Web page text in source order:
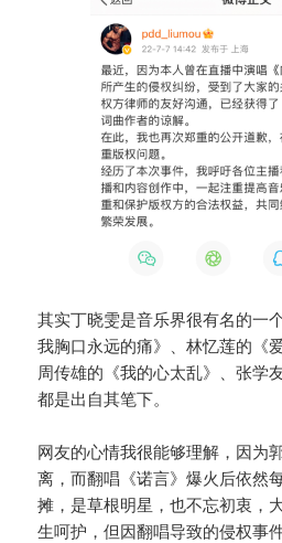
其实丁晓雯是音乐界很有名的一
我胸口永远的痛》、林忆莲的《
周传雄的《我的心太乱》、张学
都是出自其笔下。
网友的心情我很能够理解，因为
离，而翻唱《诺言》爆火后依然
摊，是草根明星，也不忘初衷，
生呵护，但因翻唱导致的侵权事